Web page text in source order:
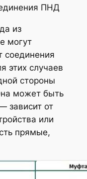
ПНД
из
могут
соединения
этих случаев
стороны
может быть
зависит от
или
прямые,